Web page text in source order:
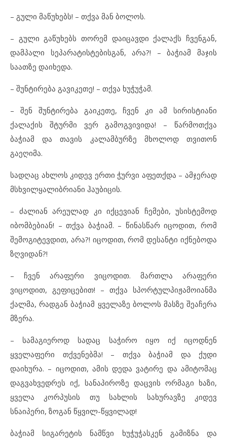
– გული მაწუხებს! – თქვა მან ბოლოს.
– გული გაწუხებს თორემ დაიცავდი ქალაქს ჩვენგან,
დამპალი სეპარატისტებისგან, არა?! – ბაჭიამ მაჯის
საათზე დაიხედა.
– შუნტირება გავიკეთე! – თქვა ხუჭუჭამ.
– შენ შუნტირება გაიკეთე, ჩვენ კი ამ სირისტიანი
ქალაქის შტურმი ვერ გამოგვივიდა! – წარმოთქვა
ბაჭიამ და თავის კალამბურზე მხოლოდ თვითონ
გაეღიმა.
სადღაც ახლოს კიდევ ერთი ჭურვი აფეთქდა – ამჯერად
მსხვილყალიბრიანი ჰაუბიცის.
– ძალიან არეულად კი იქცევიან ჩემები, უსისტემოდ
იბომბებიან! – თქვა ბაჭიამ. – წინასწარ იცოდით, რომ
შემოგიტევდით, არა?! იცოდით, რომ დესანტი იქნებოდა
ზღვიდან?!
– ჩვენ არაფერი ვიცოდით. მართლა არაფერი
ვიცოდით, გეფიცებით! – თქვა სპორტულპიჟამოიანმა
ქალმა, რადგან ბაჭიამ ყველაზე ბოლოს მასზე შეაჩერა
მზერა.
– სამაგიეროდ სადაც საჭირო იყო იქ იცოდნენ
ყველაფერი თქვენებმა! – თქვა ბაჭიამ და ქუდი
დაიხურა. – იცოდით, ამის დედა ვატირე და ამიტომაც
დაგვახვედრეს იქ, სანაპიროზე დაცვის ორმაგი ხაზი,
ყველა კორპუსის თუ სახლის სახურავზე კიდევ
სნაიპერი, ზოგან წყვილ-წყვილად!
ბაჭიამ სიგარეტის ნამწვი ხუჭუჭასკენ გამიზნა და